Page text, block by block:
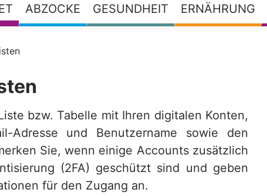
ABZOCKE GESUNDHEIT ERNÄHRUNG
bzw. Tabelle mit Ihren digitalen Konten,
Adresse und Benutzername sowie den
Sie, wenn einige Accounts zusätzlich
(2FA) geschützt sind und geben
für den Zugang an.